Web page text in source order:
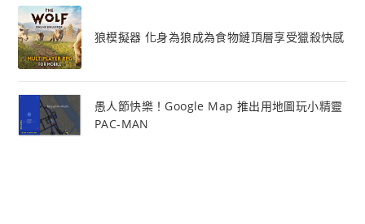
狼模擬器 化身為狼成為食物鏈頂層享受獵殺快感
愚人節快樂！Google Map 推出用地圖玩小精靈
PAC-MAN